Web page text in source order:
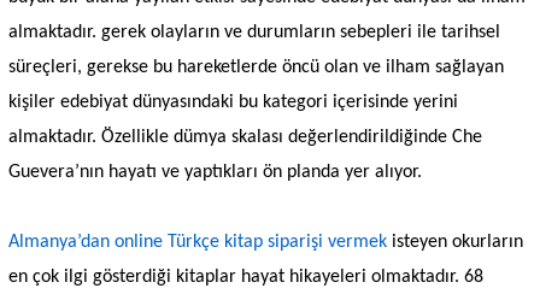
almaktadır. gerek olayların ve durumların sebepleri ile tarihsel
süreçleri, gerekse bu hareketlerde öncü olan ve ilham sağlayan
kişiler edebiyat dünyasındaki bu kategori içerisinde yerini
almaktadır. Özellikle dümya skalası değerlendirildiğinde Che
Guevera’nın hayatı ve yaptıkları ön planda yer alıyor.
Almanya’dan online Türkçe kitap siparişi vermekisteyen okurların
en çok ilgi gösterdiği kitaplar hayat hikayeleri olmaktadır. 68